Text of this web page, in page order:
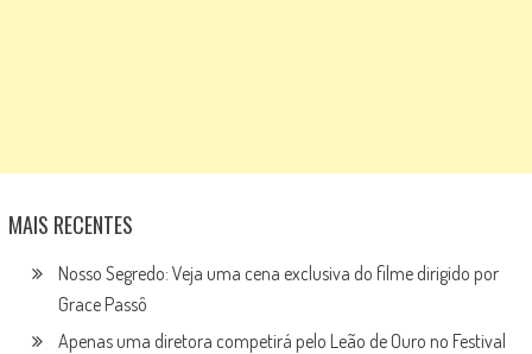
MAIS RECENTES
Nosso Segredo: Veja uma cena exclusiva do filme dirigido por
Grace Passô
Apenas uma diretora competirá pelo Leão de Ouro no Festival